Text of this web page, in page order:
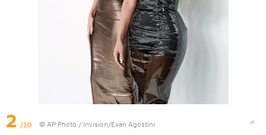
2 /10 © AP Photo / Invision/Evan Agostini